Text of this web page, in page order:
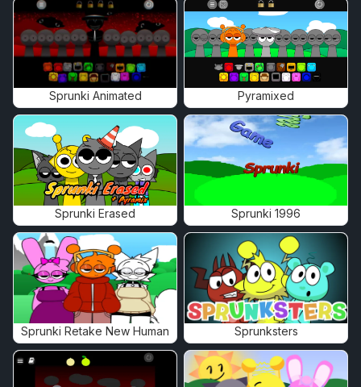
Sprunki Animated Pyramixed
Sprunki Erased Sprunki 1996
Sprunki Retake New Human Sprunksters